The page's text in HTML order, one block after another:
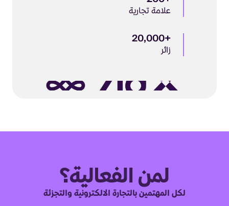
علامة تجارية
+20,000
زائر
لمن الفعالية؟
لكل المهتمين بالتجارة الالكترونية والتجزئة